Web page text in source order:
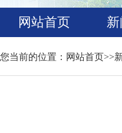
网站首页
您当前的位置： 网站首页>>